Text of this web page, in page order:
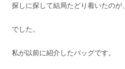
探しに探して結局たどり着いたのが、
でした。
私が以前に紹介したバッグです。